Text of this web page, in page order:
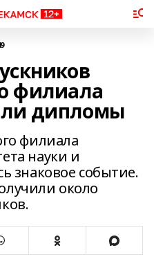
филиала
дипломы
филиала
науки и
знаковое событие.
около